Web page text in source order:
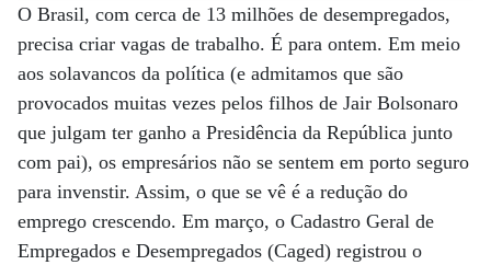
O Brasil, com cerca de 13 milhões de desempregados,
precisa criar vagas de trabalho. É para ontem. Em meio
aos solavancos da política (e admitamos que são
provocados muitas vezes pelos filhos de Jair Bolsonaro
que julgam ter ganho a Presidência da República junto
com pai), os empresários não se sentem em porto seguro
para invenstir. Assim, o que se vê é a redução do
emprego crescendo. Em março, o Cadastro Geral de
Empregados e Desempregados (Caged) registrou o